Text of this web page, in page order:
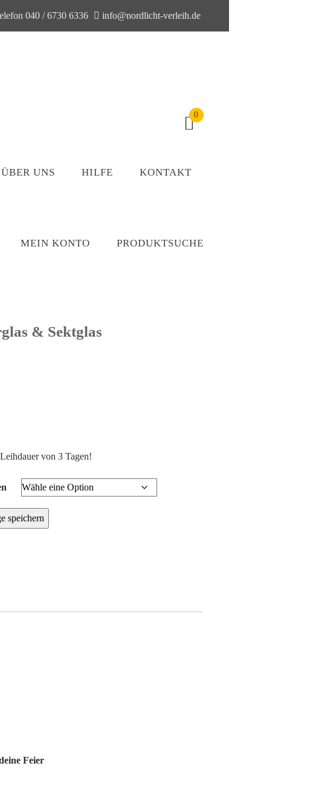
040 / 6730 6336 info@nordlicht-verleih.de
0
ÜBER UNS HILFE KONTAKT
MEIN KONTO PRODUKTSUCHE
& Sektglas
von 3 Tagen!
speichern
Feier